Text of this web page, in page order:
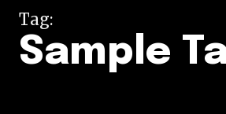
Tag:
Sample